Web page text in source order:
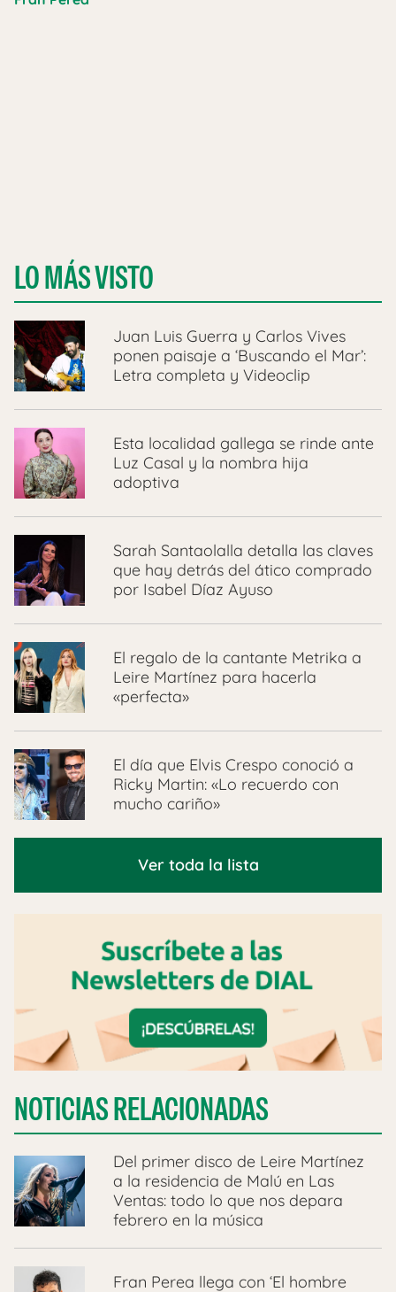
LO MÁS VISTO
Juan Luis Guerra y Carlos Vives
ponen paisaje a ‘Buscando el Mar’:
Letra completa y Videoclip
Esta localidad gallega se rinde ante
Luz Casal y la nombra hija
adoptiva
Sarah Santaolalla detalla las claves
que hay detrás del ático comprado
por Isabel Díaz Ayuso
El regalo de la cantante Metrika a
Leire Martínez para hacerla
«perfecta»
El día que Elvis Crespo conoció a
Ricky Martin: «Lo recuerdo con
mucho cariño»
Ver toda la lista
NOTICIAS RELACIONADAS
Del primer disco de Leire Martínez
a la residencia de Malú en Las
Ventas: todo lo que nos depara
febrero en la música
Fran Perea llega con ‘El hombre